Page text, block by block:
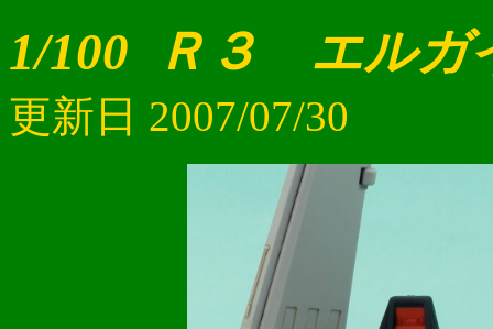
1/100 Ｒ３ エル
更新日 2007/07/30